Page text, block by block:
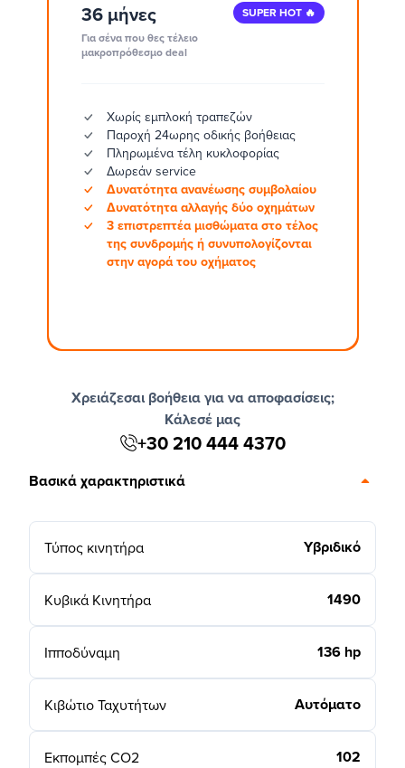
36 μήνες
Για σένα που θες τέλειο
μακροπρόθεσμο deal
SUPER HOT 🔥
Χωρίς εμπλοκή τραπεζών
Παροχή 24ωρης οδικής βοήθειας
Πληρωμένα τέλη κυκλοφορίας
Δωρεάν service
Δυνατότητα ανανέωσης συμβολαίου
Δυνατότητα αλλαγής δύο οχημάτων
3 επιστρεπτέα μισθώματα στο τέλος
της συνδρομής ή συνυπολογίζονται
στην αγορά του οχήματος
Χρειάζεσαι βοήθεια για να αποφασίσεις;
Κάλεσέ μας
+30 210 444 4370
Βασικά χαρακτηριστικά
Τύπος κινητήρα Υβριδικό
Κυβικά Κινητήρα 1490
Ιπποδύναμη 136 hp
Κιβώτιο Ταχυτήτων Αυτόματο
Εκπομπές CO2 102